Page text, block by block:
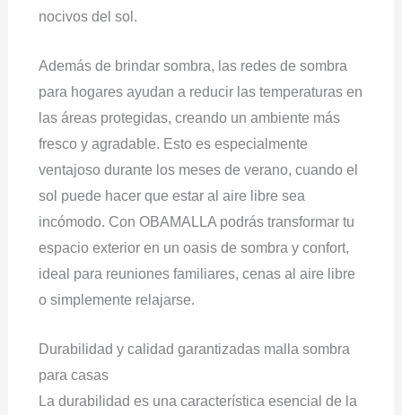
nocivos del sol.
Además de brindar sombra, las redes de sombra
para hogares ayudan a reducir las temperaturas en
las áreas protegidas, creando un ambiente más
fresco y agradable. Esto es especialmente
ventajoso durante los meses de verano, cuando el
sol puede hacer que estar al aire libre sea
incómodo. Con OBAMALLA podrás transformar tu
espacio exterior en un oasis de sombra y confort,
ideal para reuniones familiares, cenas al aire libre
o simplemente relajarse.
Durabilidad y calidad garantizadas malla sombra
para casas
La durabilidad es una característica esencial de la